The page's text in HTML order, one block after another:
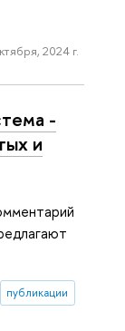
2024 г.
-
и
публикации